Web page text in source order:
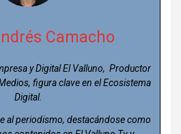
Camacho
y Digital El Valluno, Productor
figura clave en el Ecosistema
Digital.
al periodismo, destacándose como